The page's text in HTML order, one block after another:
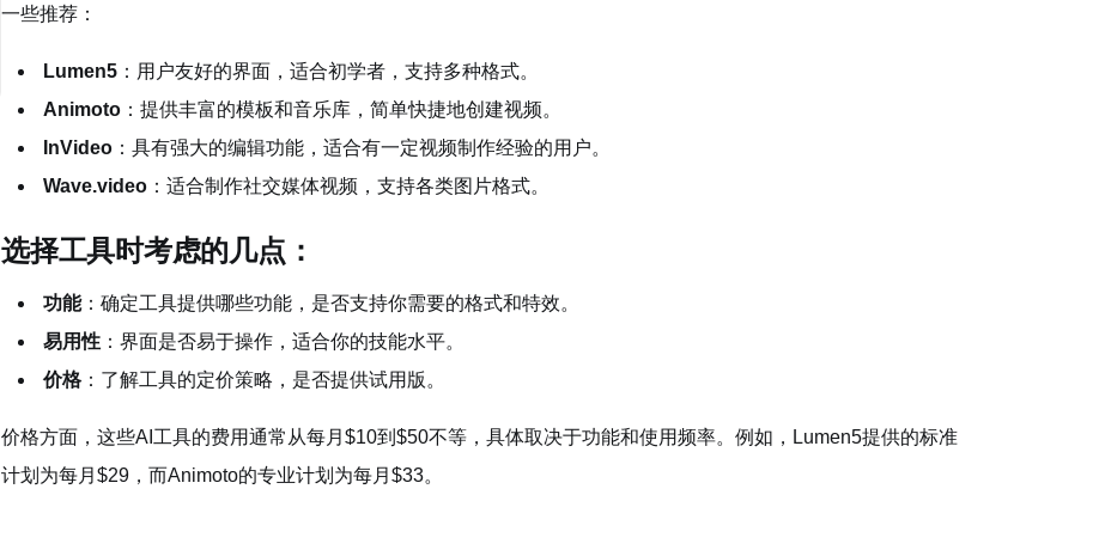
一些推荐：
Lumen5 ：用户友好的界面，适合初学者，支持多种格式。
Animoto ：提供丰富的模板和音乐库，简单快捷地创建视频。
InVideo ：具有强大的编辑功能，适合有一定视频制作经验的用户。
Wave.video ：适合制作社交媒体视频，支持各类图片格式。
选择工具时考虑的几点：
功能：确定工具提供哪些功能，是否支持你需要的格式和特效。
易用性 ：界面是否易于操作，适合你的技能水平。
价格：了解工具的定价策略，是否提供试用版。
价格方面，这些AI工具的费用通常从每月$10到$50不等，具体取决于功能和使用频率。例如，Lumen5提供的标准
计划为每月$29，而Animoto的专业计划为每月$33。